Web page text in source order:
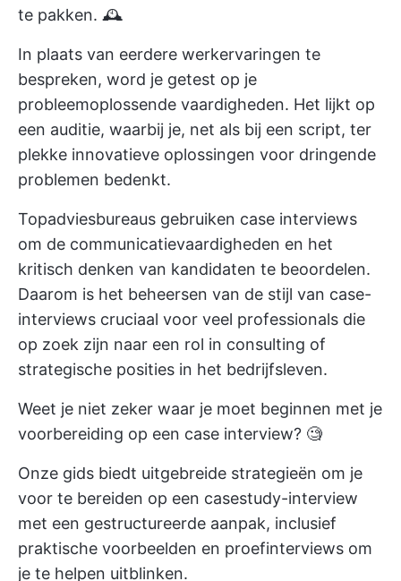
te pakken. 🕰️
In plaats van eerdere werkervaringen te
bespreken, word je getest op je
probleemoplossende vaardigheden. Het lijkt op
een auditie, waarbij je, net als bij een script, ter
plekke innovatieve oplossingen voor dringende
problemen bedenkt.
Topadviesbureaus gebruiken case interviews
om de communicatievaardigheden en het
kritisch denken van kandidaten te beoordelen.
Daarom is het beheersen van de stijl van case-
interviews cruciaal voor veel professionals die
op zoek zijn naar een rol in consulting of
strategische posities in het bedrijfsleven.
Weet je niet zeker waar je moet beginnen met je
voorbereiding op een case interview? 🧐
Onze gids biedt uitgebreide strategieën om je
voor te bereiden op een casestudy-interview
met een gestructureerde aanpak, inclusief
praktische voorbeelden en proefinterviews om
je te helpen uitblinken.